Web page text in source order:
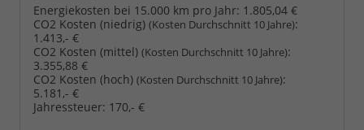
Energiekosten bei 15.000 km pro Jahr: 1.805,04 €
CO2 Kosten (niedrig) (Kosten Durchschnitt 10 Jahre):
1.413,- €
CO2 Kosten (mittel) (Kosten Durchschnitt 10 Jahre):
3.355,88 €
CO2 Kosten (hoch) (Kosten Durchschnitt 10 Jahre):
5.181,- €
Jahressteuer: 170,- €